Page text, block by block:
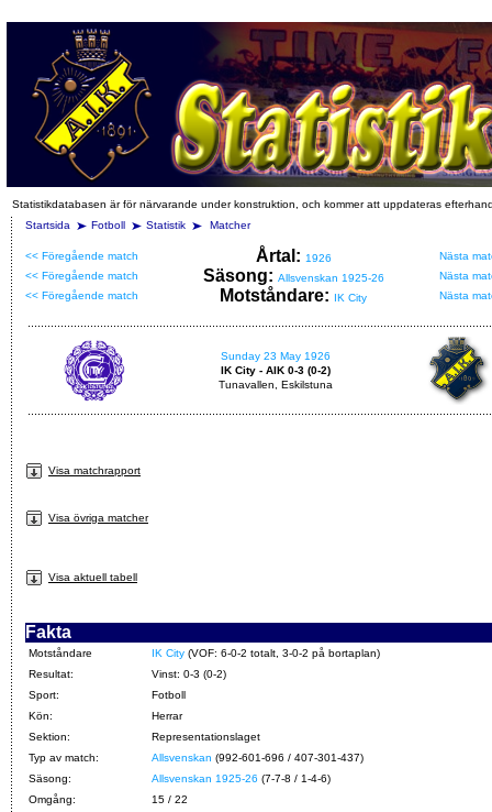
Statistikdatabasen är för närvarande under konstruktion, och kommer att uppdateras
Startsida
Fotboll Statistik Matcher
<< Föregående match Årtal: 1926
Nästa
<< Föregående match
Säsong: Allsvenskan 1925-26
Nästa
<< Föregående match
Motståndare: IK City Nästa
Sunday 23 May 1926
IK City - AIK 0-3 (0-2)
Tunavallen, Eskilstuna
Visa matchrapport
Visa övriga matcher
Visa aktuell tabell
Fakta
Motståndare IK City (VOF: 6-0-2 totalt, 3-0-2 på bortaplan)
Resultat:
Vinst: 0-3 (0-2)
Sport:
Fotboll
Kön:
Herrar
Sektion:
Representationslaget
Typ av match:
Allsvenskan (992-601-696 / 407-301-437)
Säsong:
Allsvenskan 1925-26 (7-7-8 / 1-4-6)
Omgång:
15 / 22